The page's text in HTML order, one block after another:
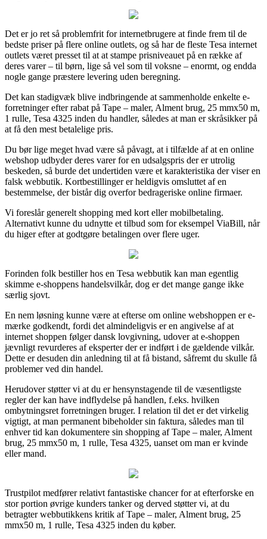
Det er jo ret så problemfrit for internetbrugere at finde frem til de
bedste priser på flere online outlets, og så har de fleste Tesa internet
outlets været presset til at at stampe prisniveauet på en række af
deres varer – til børn, lige så vel som til voksne – enormt, og endda
nogle gange præstere levering uden beregning.
Det kan stadigvæk blive indbringende at sammenholde enkelte e-
forretninger efter rabat på Tape – maler, Alment brug, 25 mmx50 m,
1 rulle, Tesa 4325 inden du handler, således at man er skråsikker på
at få den mest betalelige pris.
Du bør lige meget hvad være så påvagt, at i tilfælde af at en online
webshop udbyder deres varer for en udsalgspris der er utrolig
beskeden, så burde det undertiden være et karakteristika der viser en
falsk webbutik. Kortbestillinger er heldigvis omsluttet af en
bestemmelse, der bistår dig overfor bedrageriske online firmaer.
Vi foreslår generelt shopping med kort eller mobilbetaling.
Alternativt kunne du udnytte et tilbud som for eksempel ViaBill, når
du higer efter at godtgøre betalingen over flere uger.
Forinden folk bestiller hos en Tesa webbutik kan man egentlig
skimme e-shoppens handelsvilkår, dog er det mange gange ikke
særlig sjovt.
En nem løsning kunne være at efterse om online webshoppen er e-
mærke godkendt, fordi det almindeligvis er en angivelse af at
internet shoppen følger dansk lovgivning, udover at e-shoppen
jævnligt revurderes af eksperter der er indført i de gældende vilkår.
Dette er desuden din anledning til at få bistand, såfremt du skulle få
problemer ved din handel.
Herudover støtter vi at du er hensynstagende til de væsentligste
regler der kan have indflydelse på handlen, f.eks. hvilken
ombytningsret forretningen bruger. I relation til det er det virkelig
vigtigt, at man permanent bibeholder sin faktura, således man til
enhver tid kan dokumentere sin shopping af Tape – maler, Alment
brug, 25 mmx50 m, 1 rulle, Tesa 4325, uanset om man er kvinde
eller mand.
Trustpilot medfører relativt fantastiske chancer for at efterforske en
stor portion øvrige kunders tanker og derved støtter vi, at du
betragter webbutikkens kritik af Tape – maler, Alment brug, 25
mmx50 m, 1 rulle, Tesa 4325 inden du køber.